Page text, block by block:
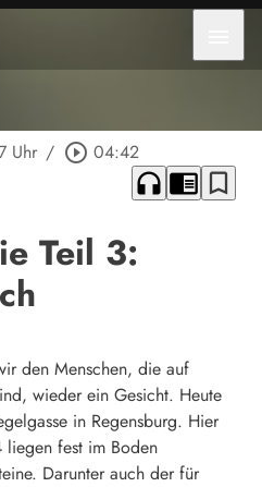
Uhr / play_circle_outline 04:42
headphones chrome_reader_mode bookmark_border
Teil 3:
den Menschen, die auf
wieder ein Gesicht. Heute
in Regensburg. Hier
liegen fest im Boden
Darunter auch der für